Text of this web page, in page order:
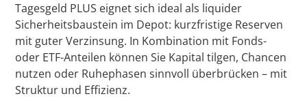
Tagesgeld PLUS eignet sich ideal als liquider
Sicherheitsbaustein im Depot: kurzfristige Reserven
mit guter Verzinsung. In Kombination mit Fonds-
oder ETF-Anteilen können Sie Kapital tilgen, Chancen
nutzen oder Ruhephasen sinnvoll überbrücken – mit
Struktur und Effizienz.